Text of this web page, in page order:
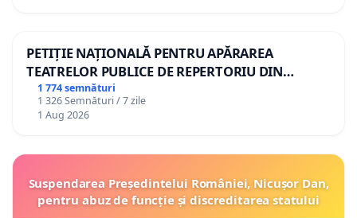
PETIȚIE NAȚIONALĂ PENTRU APĂRAREA
TEATRELOR PUBLICE DE REPERTORIU DIN
ROMÂNIA
1 774 semnături
1 326 Semnături / 7 zile
1 Aug 2026
Suspendarea Președintelui României, Nicușor Dan,
pentru abuz de funcție și discreditarea statului